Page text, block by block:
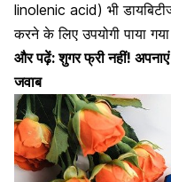
linolenic acid) भी
करने के लिए उपयोगी पाया
और पढ़ें:शुगर फ्री नहीं!
जवाब